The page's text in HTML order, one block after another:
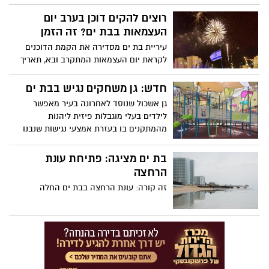
רוצים להקים דוכן בערב יום
העצמאות בבת ים? זה הזמן
עיריית בת ים מסדירה את הקמת הדוכנים
לקראת יום העצמאות המתקרב ובא, תאריך
אחרון להרשמה: 5.4.23
חדש: גן משחקים נגיש בבת ים
גן אשכול שנוסד לאחרונה בעיר מאפשר
לילדים בעלי מוגבלות פיזית ליהנות
מהמתקנים בו בעזרת אמצעי נגישות שנבנו
בת ים מציגה: פתיחת עונת
הרחצה
זה קורה: עונת הרחצה בבת ים החלה